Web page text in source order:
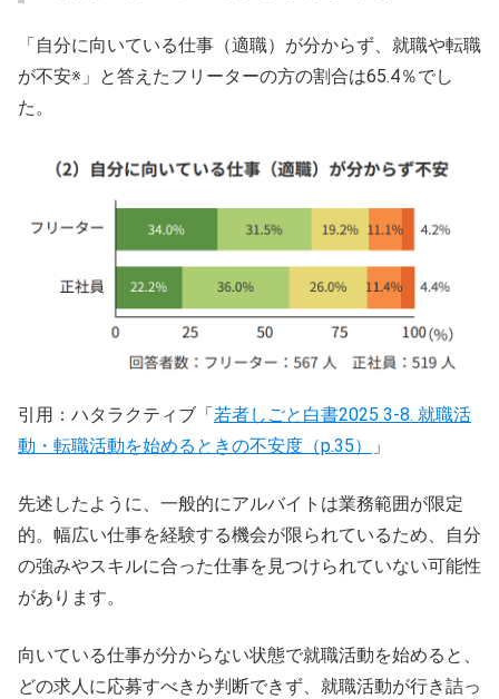
「自分に向いている仕事（適職）が分からず、就職や転職
が不安※」と答えたフリーターの方の割合は65.4％でし
た。
引用：ハタラクティブ「若者しごと白書2025 3-8. 就職活
動・転職活動を始めるときの不安度（p.35）
」
先述したように、一般的にアルバイトは業務範囲が限定
的。幅広い仕事を経験する機会が限られているため、自分
の強みやスキルに合った仕事を見つけられていない可能性
があります。
向いている仕事が分からない状態で就職活動を始めると、
どの求人に応募すべきか判断できず、就職活動が行き詰っ